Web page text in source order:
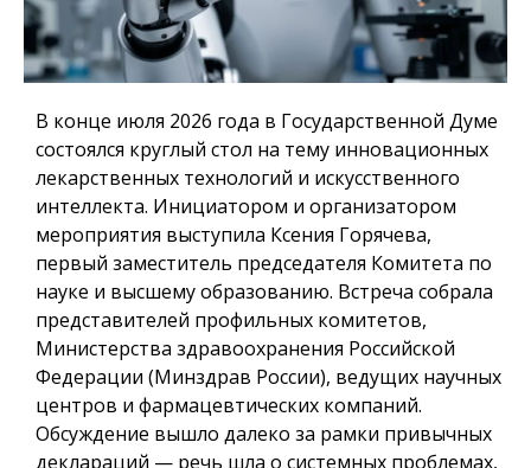
В конце июля 2026 года в Государственной Думе
состоялся круглый стол на тему инновационных
лекарственных технологий и искусственного
интеллекта. Инициатором и организатором
мероприятия выступила Ксения Горячева,
первый заместитель председателя Комитета по
науке и высшему образованию. Встреча собрала
представителей профильных комитетов,
Министерства здравоохранения Российской
Федерации (Минздрав России), ведущих научных
центров и фармацевтических компаний.
Обсуждение вышло далеко за рамки привычных
деклараций — речь шла о системных проблемах,